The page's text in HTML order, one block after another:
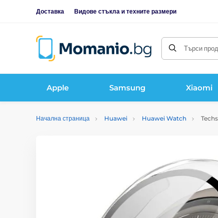
Доставка Видове стъкла и техните размери
Търси
Apple Samsung Xiaomi
Начална страница Huawei Huawei Watch